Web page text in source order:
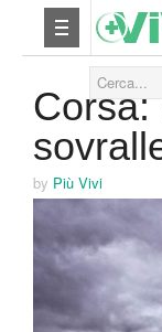
Corsa:
by Più Vivi